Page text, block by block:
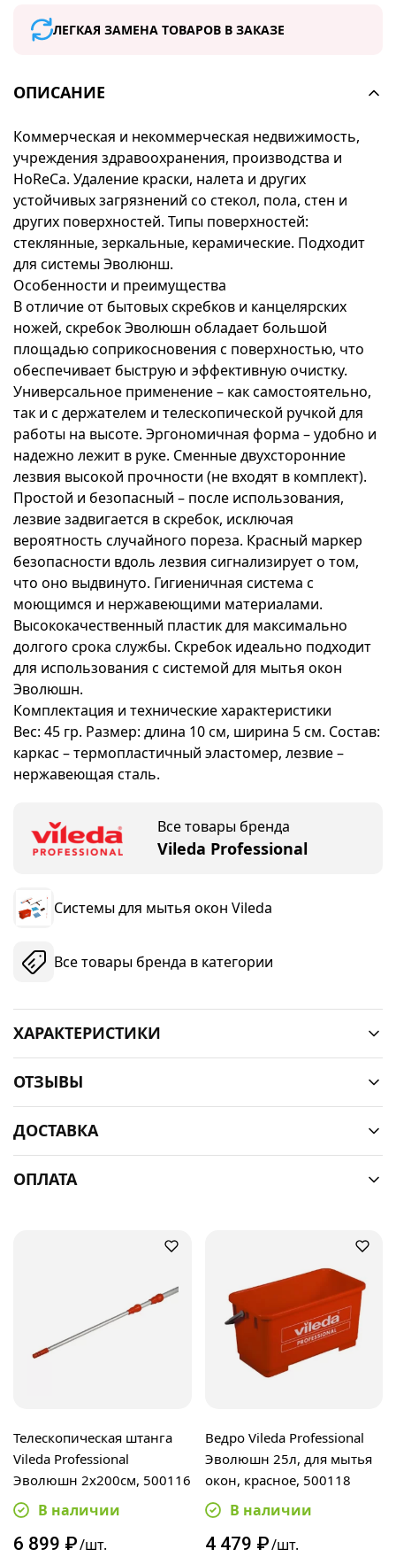
ЛЕГКАЯ ЗАМЕНА ТОВАРОВ В ЗАКАЗЕ
ОПИСАНИЕ
Коммерческая и некоммерческая недвижимость,
учреждения здравоохранения, производства и
HoReCa. Удаление краски, налета и других
устойчивых загрязнений со стекол, пола, стен и
других поверхностей. Типы поверхностей:
стеклянные, зеркальные, керамические. Подходит
для системы Эволюнш.
Особенности и преимущества
В отличие от бытовых скребков и канцелярских
ножей, скребок Эволюшн обладает большой
площадью соприкосновения с поверхностью, что
обеспечивает быструю и эффективную очистку.
Универсальное применение – как самостоятельно,
так и с держателем и телескопической ручкой для
работы на высоте. Эргономичная форма – удобно и
надежно лежит в руке. Сменные двухсторонние
лезвия высокой прочности (не входят в комплект).
Простой и безопасный – после использования,
лезвие задвигается в скребок, исключая
вероятность случайного пореза. Красный маркер
безопасности вдоль лезвия сигнализирует о том,
что оно выдвинуто. Гигиеничная система с
моющимся и нержавеющими материалами.
Высококачественный пластик для максимально
долгого срока службы. Скребок идеально подходит
для использования с системой для мытья окон
Эволюшн.
Комплектация и технические характеристики
Вес: 45 гр. Размер: длина 10 см, ширина 5 см. Состав:
каркас – термопластичный эластомер, лезвие –
нержавеющая сталь.
Все товары бренда
Vileda Professional
Системы для мытья окон Vileda
Все товары бренда в категории
ХАРАКТЕРИСТИКИ
ОТЗЫВЫ
ДОСТАВКА
ОПЛАТА
Телескопическая штанга
Vileda Professional
Эволюшн 2х200см, 500116
В наличии
6 899 ₽/шт.
Ведро Vileda Professional
Эволюшн 25л, для мытья
окон, красное, 500118
В наличии
4 479 ₽/шт.